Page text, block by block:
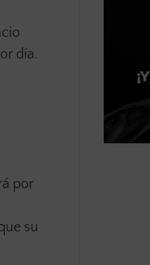
día.
por
su